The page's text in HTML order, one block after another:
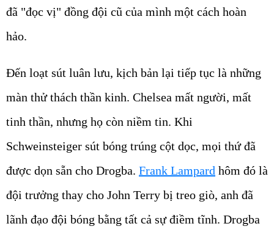
đã "đọc vị" đồng đội cũ của mình một cách hoàn
hảo.
Đến loạt sút luân lưu, kịch bản lại tiếp tục là những
màn thử thách thần kinh. Chelsea mất người, mất
tinh thần, nhưng họ còn niềm tin. Khi
Schweinsteiger sút bóng trúng cột dọc, mọi thứ đã
được dọn sẵn cho Drogba. Frank Lampard hôm đó là
đội trưởng thay cho John Terry bị treo giò, anh đã
lãnh đạo đội bóng bằng tất cả sự điềm tĩnh. Drogba